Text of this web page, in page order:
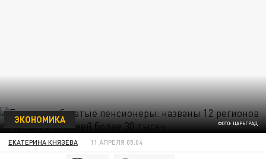
ФОТО: ЦАРЬГРАД
ЭКОНОМИКА
ЕКАТЕРИНА КНЯЗЕВА 11 АПРЕЛЯ 05:04